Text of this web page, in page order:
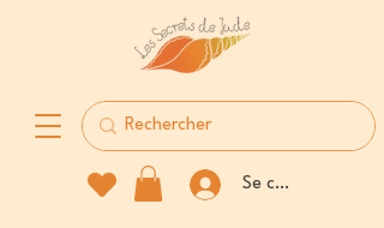
Se connecter